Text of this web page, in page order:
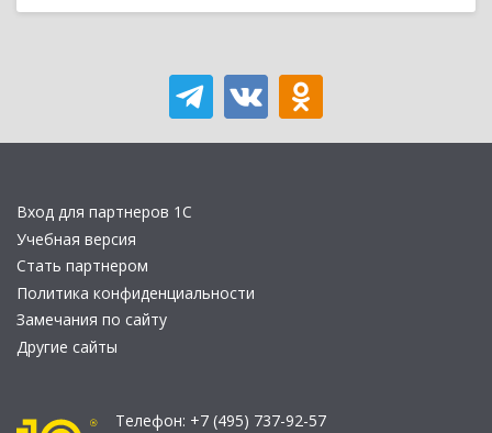
Вход для партнеров 1С
Учебная версия
Стать партнером
Политика конфиденциальности
Замечания по сайту
Другие сайты
Телефон: +7 (495) 737-92-57